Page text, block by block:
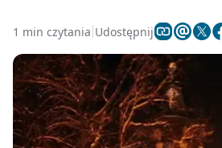
1 min czytania Udostępnij